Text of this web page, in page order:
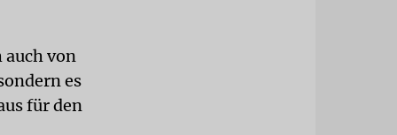
auch von
es
für den